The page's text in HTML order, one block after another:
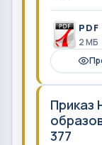
PDF
2 MБ
Приказ
377